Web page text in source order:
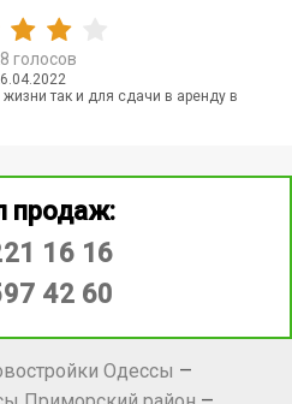
голосов
так и для сдачи в аренду в
продаж:
16 16
42 60
Одессы